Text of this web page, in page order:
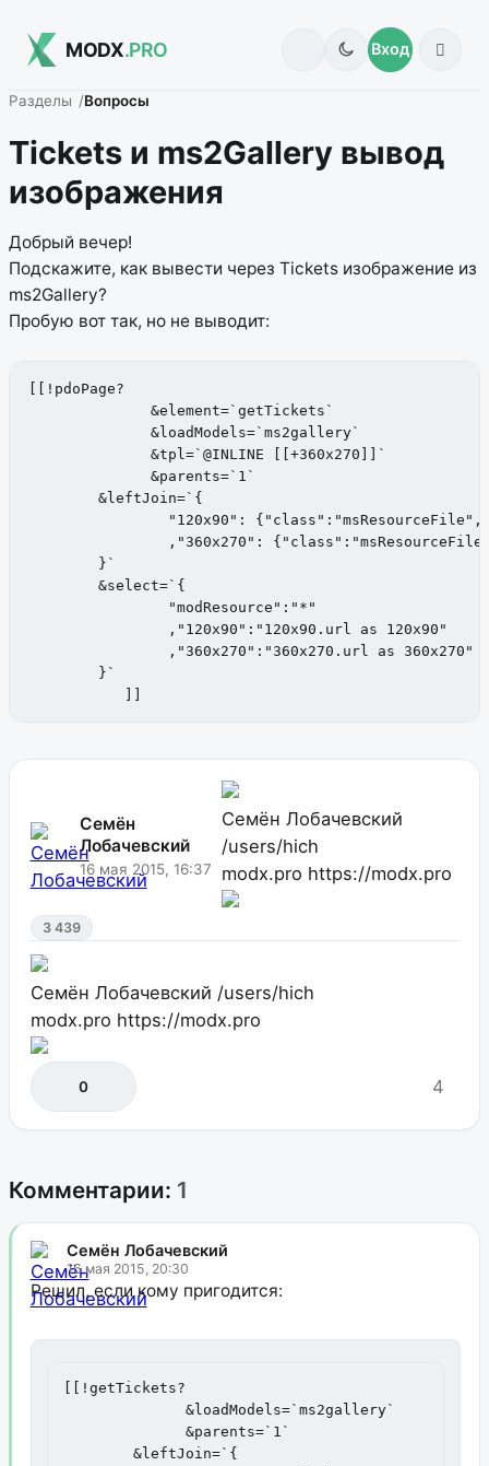
MODX.PRO Вход
Разделы Вопросы
Tickets и ms2Gallery вывод
изображения
Добрый вечер!
Подскажите, как вывести через Tickets изображение из
ms2Gallery?
Пробую вот так, но не выводит:
[[!pdoPage?
              &element=`getTickets`
              &parents=`1`
Семён
Лобачевский
16 мая 2015, 16:37
Семён Лобачевский
/users/hich
modx.pro https://modx.pro
3 439
Семён Лобачевский /users/hich
modx.pro https://modx.pro
0 4
Комментарии: 1
Семён Лобачевский
16 мая 2015, 20:30
Решил, если кому пригодится:
[[!getTickets?
              &loadModels=`ms2gallery`
              &parents=`1`
	&leftJoin=`{